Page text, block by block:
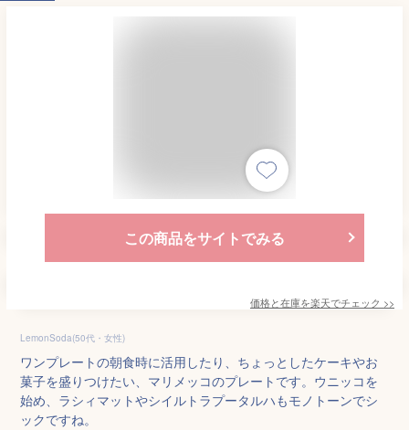
この商品をサイトでみる
価格と在庫を楽天でチェック >>
LemonSoda(50代・女性)
ワンプレートの朝食時に活用したり、ちょっとしたケーキやお
菓子を盛りつけたい、マリメッコのプレートです。ウニッコを
始め、ラシィマットやシイルトラプータルハもモノトーンでシ
ックですね。